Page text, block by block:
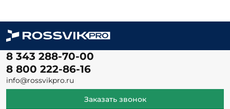
8 343 288-70-00
8 800 222-86-16
info@rossvikpro.ru
Заказать звонок